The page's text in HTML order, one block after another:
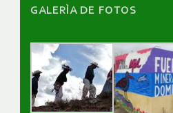
GALERÌA DE FOTOS